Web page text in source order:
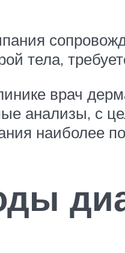
тела,
врач
анализы, с
наиболее